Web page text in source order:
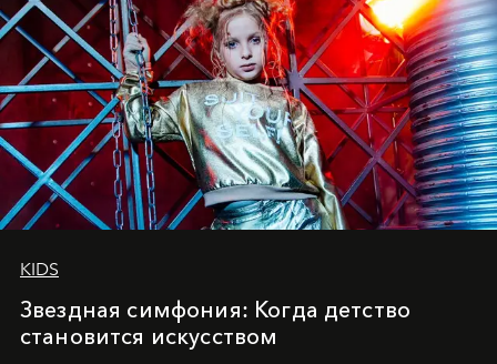
KIDS
Звездная симфония: Когда детство
становится искусством